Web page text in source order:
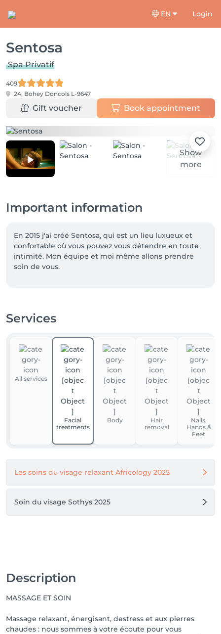
EN Login
Sentosa
Spa Privatif
409
24, Bohey Doncols L-9647
Gift voucher Book appointment
Show
more
Important information
En 2015 j'ai créé Sentosa, qui est un lieu luxueux et
confortable où vous pouvez vous détendre en toute
intimité. Mon équipe et moi même allons prendre
soin de vous.
Un moment exceptionnel agrémenté de produits
Merci de vous présenter 5 minutes à l'avance , afin
que vous profitiez un maximum de votre moment
bien-être .
Fabienne Grandjean
Services
All services
Facial
treatments
Body
Hair
removal
Nails,
Hands &
Feet
Les soins du visage relaxant Africology 2025
Soin du visage Sothys 2025
Description
MASSAGE ET SOIN
Massage relaxant, énergisant, destress et aux pierres
chaudes : nous sommes à votre écoute pour vous